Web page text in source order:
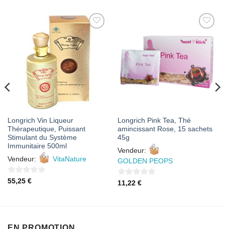
AJOUTER
À MES
FAVORIS
Longrich Vin Liqueur
Thérapeutique, Puissant
Stimulant du Système
Immunitaire 500ml
Vendeur:
VitaNature
0
55,25 €
AJOUTER
À MES
FAVORIS
Longrich Pink Tea, Thé
amincissant Rose, 15 sachets
45g
Vendeur:
GOLDEN PEOPS
0
11,22 €